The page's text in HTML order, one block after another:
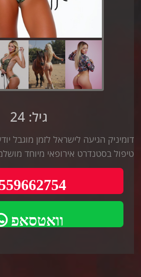
גיל: 24
דומיניק הגיעה לישראל לזמן מוגבל
טיפול בסטנדרט אירופאי מיוחד
וואטסאפ